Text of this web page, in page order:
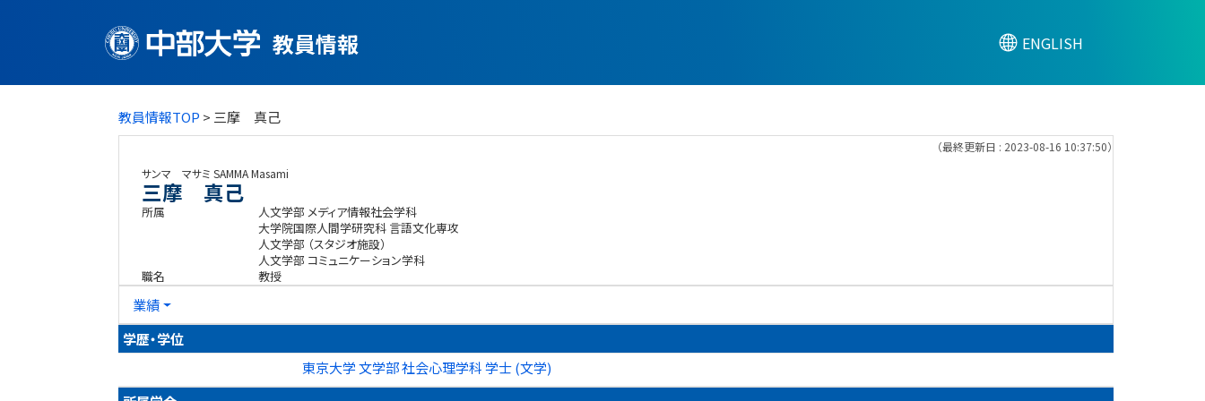
教員情報 ENGLISH
教員情報TOP > 三摩 真己
（最終更新日 : 2023-08-16 10:37:50）
サンマ マサミ SAMMA Masami
三摩 真己
所属
人文学部 メディア情報社会学科
大学院国際人間学研究科 言語文化専攻
人文学部 （スタジオ施設）
人文学部 コミュニケーション学科
職名
教授
業績
学歴・学位
東京大学 文学部 社会心理学科 学士 (文学)